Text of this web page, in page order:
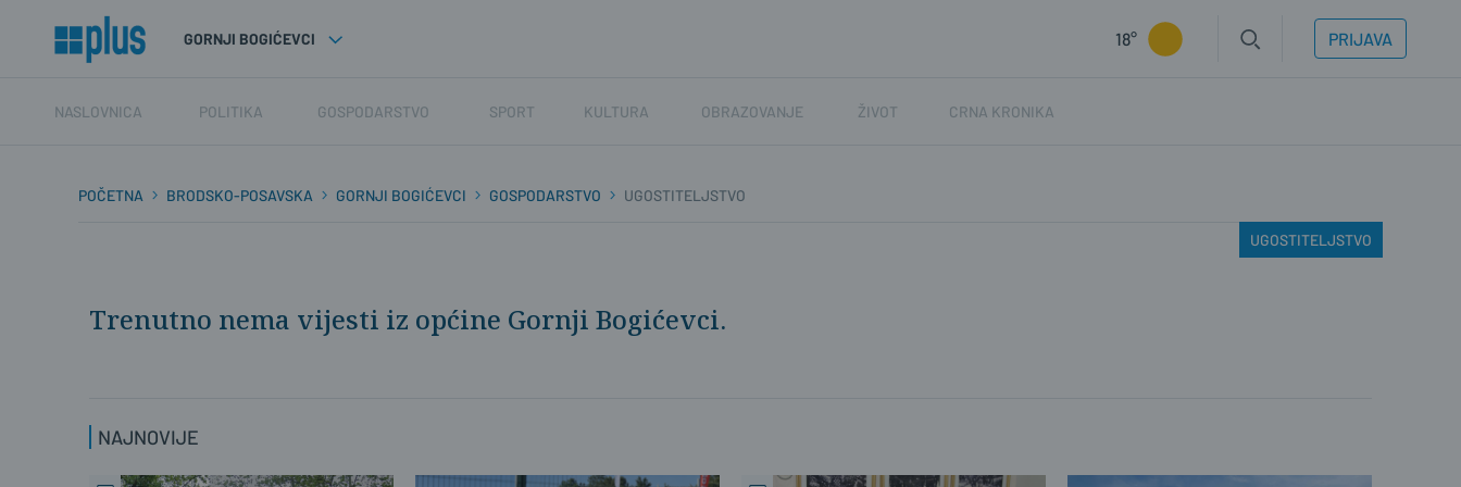
GORNJI BOGIĆEVCI 18° PRIJAVA
NASLOVNICA POLITIKA GOSPODARSTVO SPORT KULTURA OBRAZOVANJE ŽIVOT CRNA KRONIKA
POČETNA BRODSKO-POSAVSKA GORNJI BOGIĆEVCI GOSPODARSTVO UGOSTITELJSTVO
UGOSTITELJSTVO
Trenutno nema vijesti iz općine Gornji Bogićevci.
NAJNOVIJE